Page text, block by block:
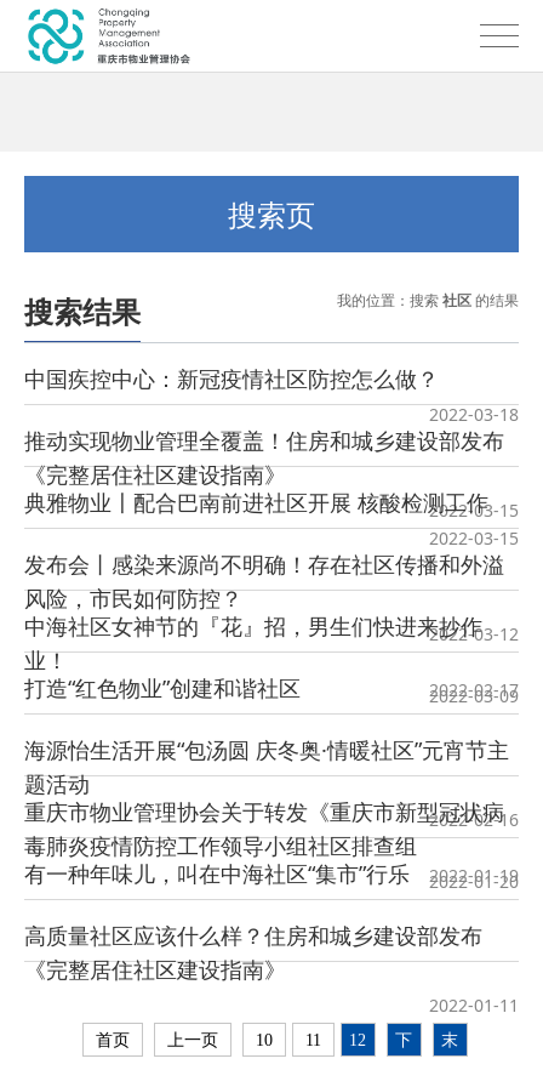
搜索页
搜索结果 我的位置：搜索社区的结果
中国疾控中心：新冠疫情社区防控怎么做？
2022-03-18
推动实现物业管理全覆盖！住房和城乡建设部发布
《完整居住社区建设指南》
2022-03-15
典雅物业〡配合巴南前进社区开展 核酸检测工作
2022-03-15
发布会丨感染来源尚不明确！存在社区传播和外溢
风险，市民如何防控？
2022-03-12
中海社区女神节的『花』招，男生们快进来抄作
业！
2022-03-09
打造“红色物业”创建和谐社区 2022-02-17
海源怡生活开展“包汤圆 庆冬奥·情暖社区”元宵节主
题活动
2022-02-16
重庆市物业管理协会关于转发《重庆市新型冠状病
毒肺炎疫情防控工作领导小组社区排查组
2022-01-20
有一种年味儿，叫在中海社区“集市”行乐 2022-01-19
高质量社区应该什么样？住房和城乡建设部发布
《完整居住社区建设指南》
2022-01-11
首页 上一页 10 11 12
下
末